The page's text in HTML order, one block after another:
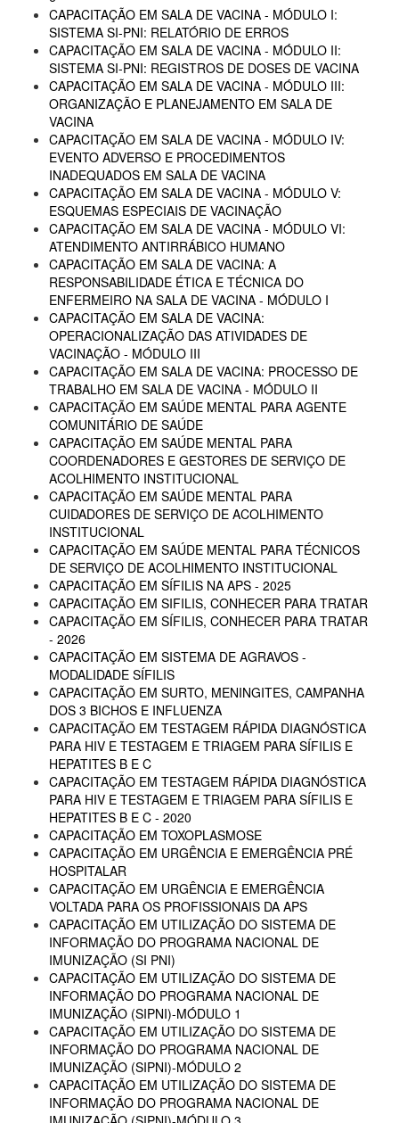
CAPACITAÇÃO EM SALA DE VACINA - MÓDULO I:
SISTEMA SI-PNI: RELATÓRIO DE ERROS
CAPACITAÇÃO EM SALA DE VACINA - MÓDULO II:
SISTEMA SI-PNI: REGISTROS DE DOSES DE VACINA
CAPACITAÇÃO EM SALA DE VACINA - MÓDULO III:
ORGANIZAÇÃO E PLANEJAMENTO EM SALA DE
VACINA
CAPACITAÇÃO EM SALA DE VACINA - MÓDULO IV:
EVENTO ADVERSO E PROCEDIMENTOS
INADEQUADOS EM SALA DE VACINA
CAPACITAÇÃO EM SALA DE VACINA - MÓDULO V:
ESQUEMAS ESPECIAIS DE VACINAÇÃO
CAPACITAÇÃO EM SALA DE VACINA - MÓDULO VI:
ATENDIMENTO ANTIRRÁBICO HUMANO
CAPACITAÇÃO EM SALA DE VACINA: A
RESPONSABILIDADE ÉTICA E TÉCNICA DO
ENFERMEIRO NA SALA DE VACINA - MÓDULO I
CAPACITAÇÃO EM SALA DE VACINA:
OPERACIONALIZAÇÃO DAS ATIVIDADES DE
VACINAÇÃO - MÓDULO III
CAPACITAÇÃO EM SALA DE VACINA: PROCESSO DE
TRABALHO EM SALA DE VACINA - MÓDULO II
CAPACITAÇÃO EM SAÚDE MENTAL PARA AGENTE
COMUNITÁRIO DE SAÚDE
CAPACITAÇÃO EM SAÚDE MENTAL PARA
COORDENADORES E GESTORES DE SERVIÇO DE
ACOLHIMENTO INSTITUCIONAL
CAPACITAÇÃO EM SAÚDE MENTAL PARA
CUIDADORES DE SERVIÇO DE ACOLHIMENTO
INSTITUCIONAL
CAPACITAÇÃO EM SAÚDE MENTAL PARA TÉCNICOS
DE SERVIÇO DE ACOLHIMENTO INSTITUCIONAL
CAPACITAÇÃO EM SÍFILIS NA APS - 2025
CAPACITAÇÃO EM SIFILIS, CONHECER PARA TRATAR
CAPACITAÇÃO EM SÍFILIS, CONHECER PARA TRATAR
- 2026
CAPACITAÇÃO EM SISTEMA DE AGRAVOS -
MODALIDADE SÍFILIS
CAPACITAÇÃO EM SURTO, MENINGITES, CAMPANHA
DOS 3 BICHOS E INFLUENZA
CAPACITAÇÃO EM TESTAGEM RÁPIDA DIAGNÓSTICA
PARA HIV E TESTAGEM E TRIAGEM PARA SÍFILIS E
HEPATITES B E C
CAPACITAÇÃO EM TESTAGEM RÁPIDA DIAGNÓSTICA
PARA HIV E TESTAGEM E TRIAGEM PARA SÍFILIS E
HEPATITES B E C - 2020
CAPACITAÇÃO EM TOXOPLASMOSE
CAPACITAÇÃO EM URGÊNCIA E EMERGÊNCIA PRÉ
HOSPITALAR
CAPACITAÇÃO EM URGÊNCIA E EMERGÊNCIA
VOLTADA PARA OS PROFISSIONAIS DA APS
CAPACITAÇÃO EM UTILIZAÇÃO DO SISTEMA DE
INFORMAÇÃO DO PROGRAMA NACIONAL DE
IMUNIZAÇÃO (SI PNI)
CAPACITAÇÃO EM UTILIZAÇÃO DO SISTEMA DE
INFORMAÇÃO DO PROGRAMA NACIONAL DE
IMUNIZAÇÃO (SIPNI)-MÓDULO 1
CAPACITAÇÃO EM UTILIZAÇÃO DO SISTEMA DE
INFORMAÇÃO DO PROGRAMA NACIONAL DE
IMUNIZAÇÃO (SIPNI)-MÓDULO 2
CAPACITAÇÃO EM UTILIZAÇÃO DO SISTEMA DE
INFORMAÇÃO DO PROGRAMA NACIONAL DE